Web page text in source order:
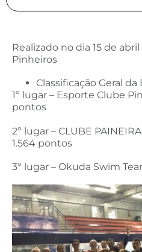
Realizado no dia 15 de abril
Pinheiros
Classificação Geral
1º lugar – Esporte Clube
pontos
2º lugar – CLUBE
1.564 pontos
3º lugar – Okuda Swim